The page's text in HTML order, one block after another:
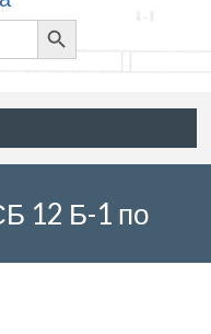
Search
Button
12 Б-1 по